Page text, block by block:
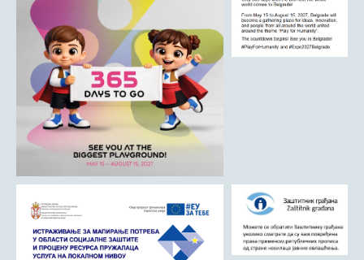
Образовање
Здравствена заштита
Културни живот
Социјална заштита
Спорт
Удружењa
Државна управа и администрација
Љубовија некад
Природа у Азбуковици